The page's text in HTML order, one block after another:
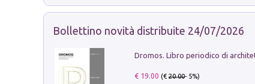
Bollettino novità distribuite 24/07/2026
€ 19.00 (€20.00- 5%)